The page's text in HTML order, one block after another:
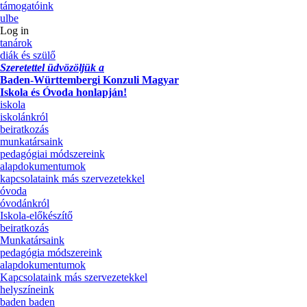
támogatóink
ulbe
Log in
tanárok
diák és szülő
Szeretettel üdvözöljük a
Baden-Württembergi Konzuli Magyar
Iskola és Óvoda honlapján!
iskola
iskolánkról
beiratkozás
munkatársaink
pedagógiai módszereink
alapdokumentumok
kapcsolataink más szervezetekkel
óvoda
óvodánkról
Iskola-előkészítő
beiratkozás
Munkatársaink
pedagógia módszereink
alapdokumentumok
Kapcsolataink más szervezetekkel
helyszíneink
baden baden